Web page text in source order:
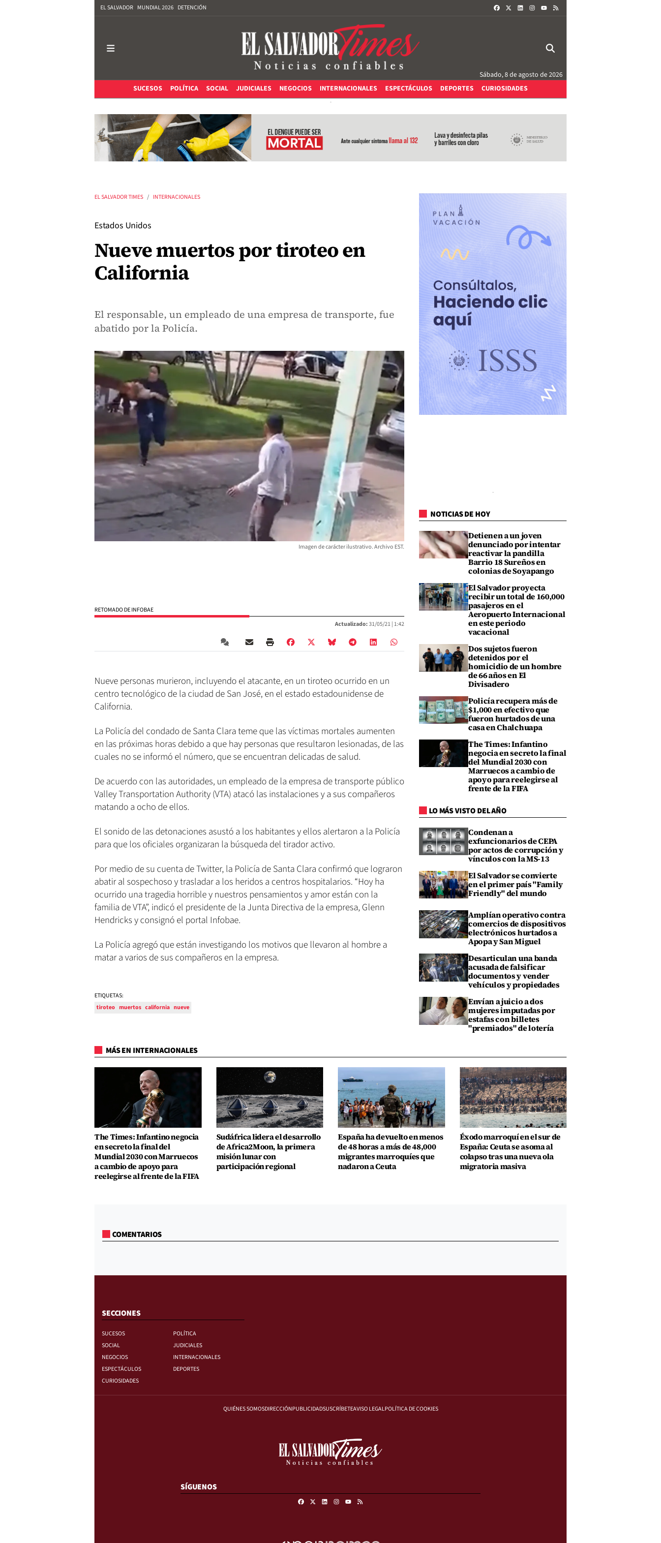
EL SALVADOR MUNDIAL 2026 DETENCIÓN FACEBOOKLINKEDININSTAGRAM
Sábado, 8 de agosto de 2026
SUCESOS
POLÍTICA SOCIAL JUDICIALES NEGOCIOS INTERNACIONALES ESPECTÁCULOS DEPORTES CURIOSIDADES
EL SALVADOR TIMES INTERNACIONALES
Estados Unidos
Nueve muertos por tiroteo en
California
El responsable, un empleado de una empresa de transporte, fue
abatido por la Policía.
Imagen de carácter ilustrativo. Archivo EST.
RETOMADO DE INFOBAE
Actualizado:31/05/21 | 1:42
Nueve personas murieron, incluyendo el atacante, en un tiroteo ocurrido en un
centro tecnológico de la ciudad de San José, en el estado estadounidense de
California.
La Policía del condado de Santa Clara teme que las víctimas mortales aumenten
en las próximas horas debido a que hay personas que resultaron lesionadas, de las
cuales no se informó el número, que se encuentran delicadas de salud.
De acuerdo con las autoridades, un empleado de la empresa de transporte público
Valley Transportation Authority (VTA) atacó las instalaciones y a sus compañeros
matando a ocho de ellos.
El sonido de las detonaciones asustó a los habitantes y ellos alertaron a la Policía
para que los oficiales organizaran la búsqueda del tirador activo.
Por medio de su cuenta de Twitter, la Policía de Santa Clara confirmó que lograron
abatir al sospechoso y trasladar a los heridos a centros hospitalarios. “Hoy ha
ocurrido una tragedia horrible y nuestros pensamientos y amor están con la
familia de VTA”, indicó el presidente de la Junta Directiva de la empresa, Glenn
Hendricks y consignó el portal Infobae.
La Policía agregó que están investigando los motivos que llevaron al hombre a
matar a varios de sus compañeros en la empresa.
ETIQUETAS:
tiroteo muertos california nueve
NOTICIAS DE HOY
Detienen a un joven
denunciado por intentar
reactivar la pandilla
Barrio 18 Sureños en
colonias de Soyapango
El Salvador proyecta
recibir un total de 160,000
pasajeros en el
Aeropuerto Internacional
en este periodo
vacacional
Dos sujetos fueron
detenidos por el
homicidio de un hombre
de 66 años en El
Divisadero
Policía recupera más de
$1,000 en efectivo que
fueron hurtados de una
casa en Chalchuapa
The Times: Infantino
negocia en secreto la final
del Mundial 2030 con
Marruecos a cambio de
apoyo para reelegirse al
frente de la FIFA
LO MÁS VISTO DEL AÑO
Condenan a
exfuncionarios de CEPA
por actos de corrupción y
vínculos con la MS-13
El Salvador se convierte
en el primer país "Family
Friendly" del mundo
Amplían operativo contra
comercios de dispositivos
electrónicos hurtados a
Apopa y San Miguel
Desarticulan una banda
acusada de falsificar
documentos y vender
vehículos y propiedades
Envían a juicio a dos
mujeres imputadas por
estafas con billetes
"premiados" de lotería
MÁS EN INTERNACIONALES
The Times: Infantino negocia
en secreto la final del
Mundial 2030 con Marruecos
a cambio de apoyo para
reelegirse al frente de la FIFA
Sudáfrica lidera el desarrollo
de Africa2Moon, la primera
misión lunar con
participación regional
España ha devuelto en menos
de 48 horas a más de 48,000
migrantes marroquíes que
nadaron a Ceuta
Éxodo marroquí en el sur de
España: Ceuta se asoma al
colapso tras una nueva ola
migratoria masiva
COMENTARIOS
SECCIONES
SUCESOS
POLÍTICA
SOCIAL
JUDICIALES
NEGOCIOS
INTERNACIONALES
ESPECTÁCULOS
DEPORTES
CURIOSIDADES
QUIÉNES SOMOSDIRECCIÓNPUBLICIDADSUSCRÍBETEAVISO LEGALPOLÍTICA DE COOKIES
SÍGUENOS
FacebookLinkedinInstagram